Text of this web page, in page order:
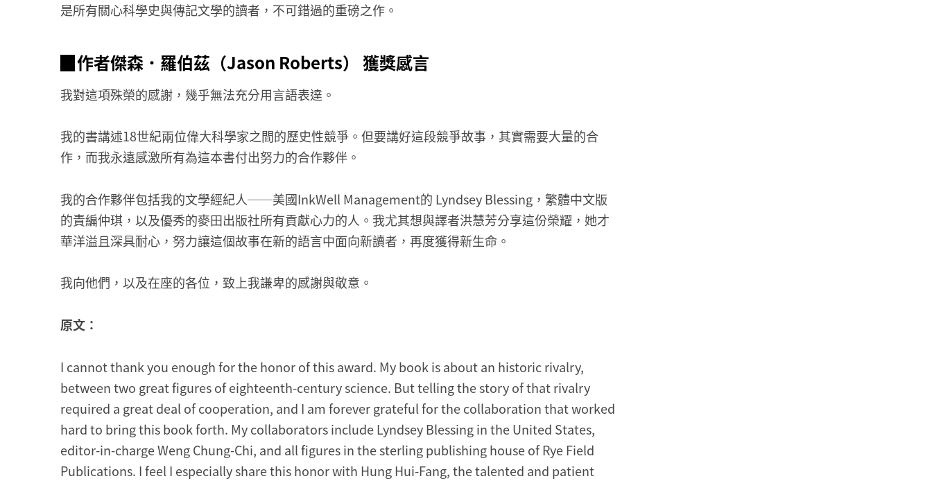
是所有關心科學史與傳記文學的讀者，不可錯過的重磅之作。
▉作者傑森．羅伯茲（Jason Roberts） 獲獎感言
我對這項殊榮的感謝，幾乎無法充分用言語表達。
我的書講述18世紀兩位偉大科學家之間的歷史性競爭。但要講好這段競爭故事，其實需要大量的合
作，而我永遠感激所有為這本書付出努力的合作夥伴。
我的合作夥伴包括我的文學經紀人──美國InkWell Management的 Lyndsey Blessing，繁體中文版
的責編仲琪，以及優秀的麥田出版社所有貢獻心力的人。我尤其想與譯者洪慧芳分享這份榮耀，她才
華洋溢且深具耐心，努力讓這個故事在新的語言中面向新讀者，再度獲得新生命。
我向他們，以及在座的各位，致上我謙卑的感謝與敬意。
原文：
I cannot thank you enough for the honor of this award. My book is about an historic rivalry,
between two great figures of eighteenth-century science. But telling the story of that rivalry
required a great deal of cooperation, and I am forever grateful for the collaboration that worked
hard to bring this book forth. My collaborators include Lyndsey Blessing in the United States,
editor-in-charge Weng Chung-Chi, and all figures in the sterling publishing house of Rye Field
Publications. I feel I especially share this honor with Hung Hui-Fang, the talented and patient